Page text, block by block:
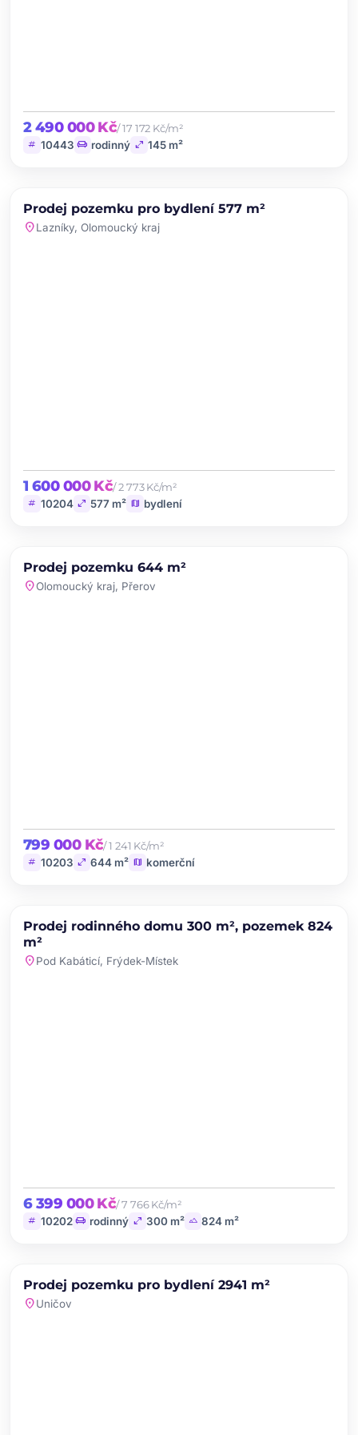
2 490 000 Kč/ 17 172 Kč/m²
tag 10443 chair rodinný open_in_full 145 m²
PRODEJ
Prodej pozemku pro bydlení 577 m²
location_onLazníky, Olomoucký kraj
1 600 000 Kč/ 2 773 Kč/m²
tag 10204 open_in_full 577 m² map bydlení
PRODEJ
Prodej pozemku 644 m²
location_onOlomoucký kraj, Přerov
799 000 Kč/ 1 241 Kč/m²
tag 10203 open_in_full 644 m² map komerční
PRODEJ favorite
Prodej rodinného domu 300 m², pozemek 824
m²
location_onPod Kabáticí, Frýdek-Místek
6 399 000 Kč/ 7 766 Kč/m²
tag 10202 chair rodinný open_in_full 300 m² landscape 824 m²
PRODEJ
Prodej pozemku pro bydlení 2941 m²
location_onUničov